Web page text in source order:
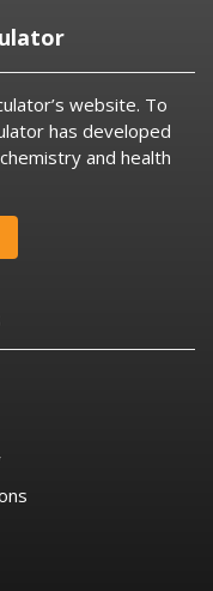
website. To
has developed
and health